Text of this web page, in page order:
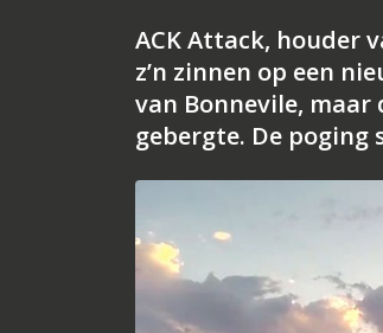
ACK Attack, houder
z’n zinnen op een
van Bonnevile, maar
gebergte. De